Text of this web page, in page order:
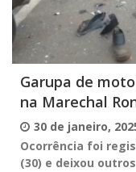
Garupa de
na Marechal
30 de janeiro,
Ocorrência foi
(30) e deixou outros